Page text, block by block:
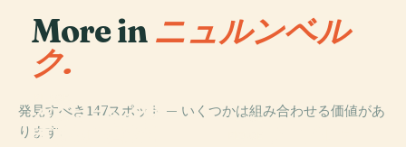
More in ニュルンベル
ク.
発見すべき147スポット — いくつかは組み合わせる価値があ
ります。
PLACE
ゲルマン国立博
PLACE
ゲルマニック国
立博物館のドイ